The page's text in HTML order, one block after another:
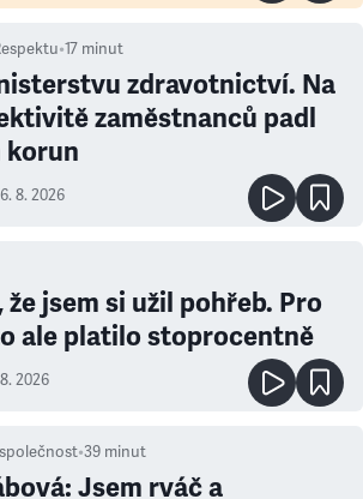
•17 minut
zdravotnictví. Na
zaměstnanců padl
korun
6. 8. 2026
jsem si užil pohřeb. Pro
ale platilo stoprocentně
2026
•39 minut
Jsem rváč a